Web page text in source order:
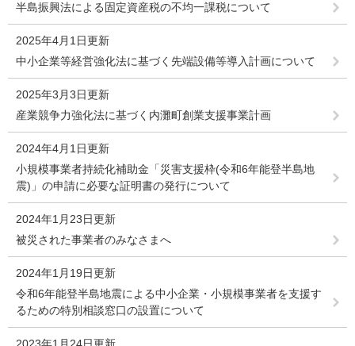
半島振興法による固定資産税の不均一課税について
2025年4月1日更新
中小企業等経営強化法に基づく先端設備等導入計画について
2025年3月3日更新
産業競争力強化法に基づく内灘町創業支援事業計画
2024年4月1日更新
小規模事業者持続化補助金「災害支援枠(令和6年能登半島地
震)」の申請に必要な証明書の発行について
2024年1月23日更新
被災された事業者のみなさまへ
2024年1月19日更新
令和6年能登半島地震による中小企業・小規模事業者を支援す
るための特別相談窓口の設置について